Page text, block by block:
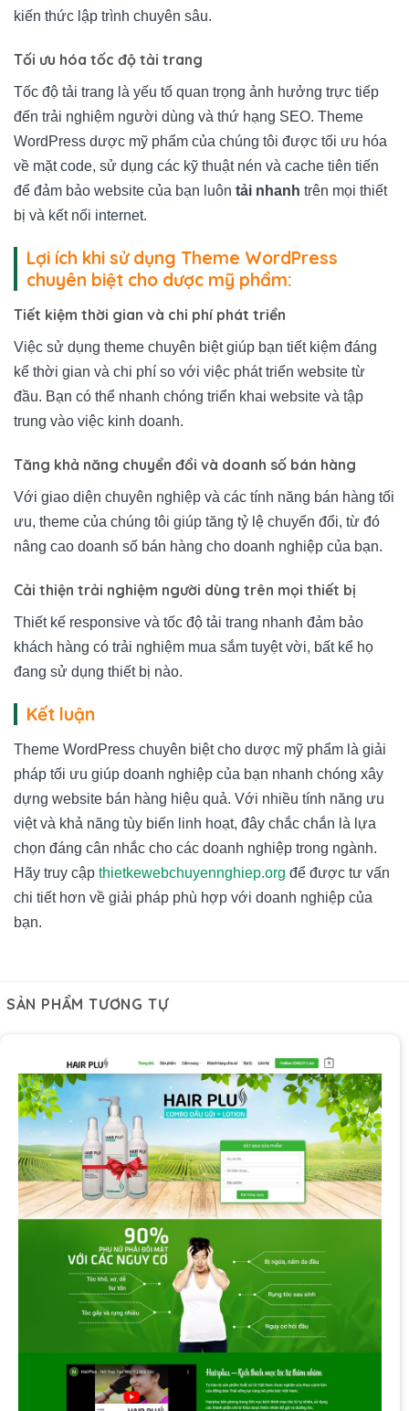
kiến thức lập trình chuyên sâu.
Tối ưu hóa tốc độ tải trang
Tốc độ tải trang là yếu tố quan trọng ảnh hưởng trực tiếp
đến trải nghiệm người dùng và thứ hạng SEO. Theme
WordPress dược mỹ phẩm của chúng tôi được tối ưu hóa
về mặt code, sử dụng các kỹ thuật nén và cache tiên tiến
để đảm bảo website của bạn luôn tải nhanh trên mọi thiết
bị và kết nối internet.
Lợi ích khi sử dụng Theme WordPress
chuyên biệt cho dược mỹ phẩm:
Tiết kiệm thời gian và chi phí phát triển
Việc sử dụng theme chuyên biệt giúp bạn tiết kiệm đáng
kể thời gian và chi phí so với việc phát triển website từ
đầu. Bạn có thể nhanh chóng triển khai website và tập
trung vào việc kinh doanh.
Tăng khả năng chuyển đổi và doanh số bán hàng
Với giao diện chuyên nghiệp và các tính năng bán hàng tối
ưu, theme của chúng tôi giúp tăng tỷ lệ chuyển đổi, từ đó
nâng cao doanh số bán hàng cho doanh nghiệp của bạn.
Cải thiện trải nghiệm người dùng trên mọi thiết bị
Thiết kế responsive và tốc độ tải trang nhanh đảm bảo
khách hàng có trải nghiệm mua sắm tuyệt vời, bất kể họ
đang sử dụng thiết bị nào.
Kết luận
Theme WordPress chuyên biệt cho dược mỹ phẩm là giải
pháp tối ưu giúp doanh nghiệp của bạn nhanh chóng xây
dựng website bán hàng hiệu quả. Với nhiều tính năng ưu
việt và khả năng tùy biến linh hoạt, đây chắc chắn là lựa
chọn đáng cân nhắc cho các doanh nghiệp trong ngành.
Hãy truy cập thietkewebchuyennghiep.org để được tư vấn
chi tiết hơn về giải pháp phù hợp với doanh nghiệp của
bạn.
SẢN PHẨM TƯƠNG TỰ